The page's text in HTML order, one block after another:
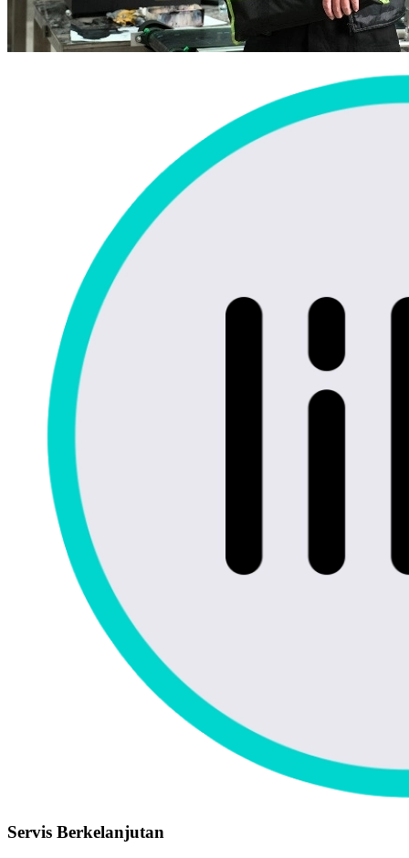
Servis Berkelanjutan